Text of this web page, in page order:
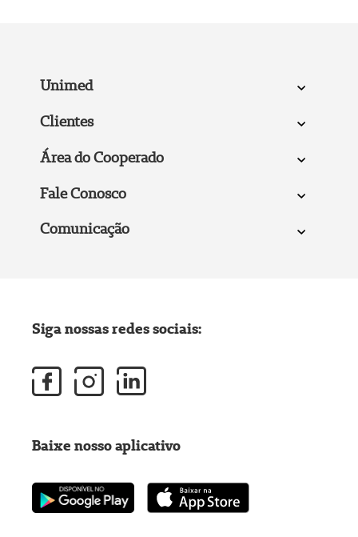
Unimed
Clientes
Área do Cooperado
Fale Conosco
Comunicação
Siga nossas redes sociais:
Baixe nosso aplicativo